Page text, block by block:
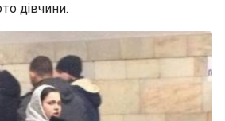
дівчини.